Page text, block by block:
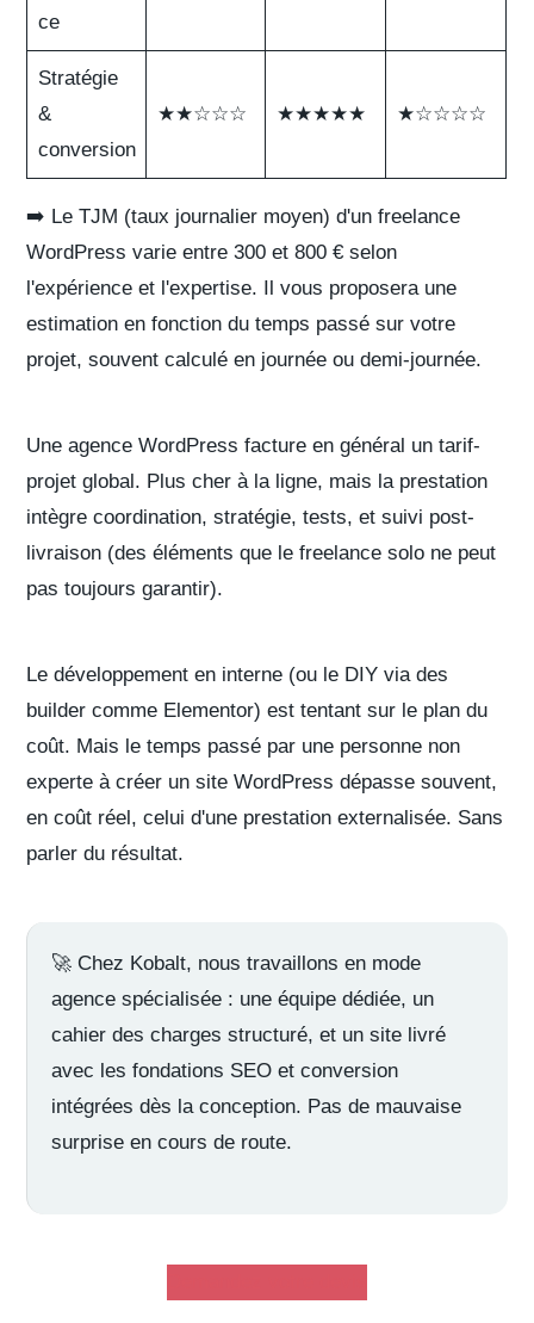
ce
Stratégie
&
conversion
★★☆☆☆ ★★★★★ ★☆☆☆☆
➡️ LeTJM (taux journalier moyen) d'un freelance
WordPress varie entre 300 et 800 € selon
l'expérience et l'expertise. Il vous proposera une
estimation en fonction dutemps passé sur votre
projet, souvent calculé en journée ou demi-journée.
Uneagence WordPress facture en général un tarif-
projet global. Plus cher à la ligne, mais la prestation
intègre coordination, stratégie, tests, et suivi post-
livraison (des éléments que le freelance solo ne peut
pas toujours garantir).
Le développement en interne (ou le DIY via des
builder comme Elementor) est tentant sur le plan du
coût. Mais letemps passé par une personne non
experte à créer un site WordPress dépasse souvent,
en coût réel, celui d'une prestation externalisée. Sans
parler du résultat.
🚀 Chez Kobalt, nous travaillons en mode
agence spécialisée : une équipe dédiée, un
cahier des charges structuré, et un site livré
avec les fondations SEO et conversion
intégrées dès la conception. Pas de mauvaise
surprise en cours de route.